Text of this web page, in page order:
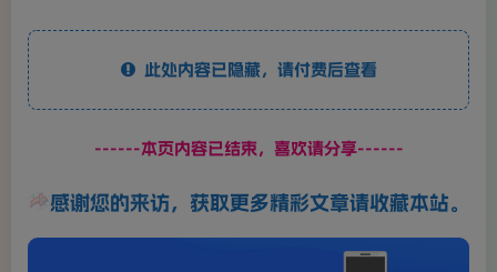
此处内容已隐藏，请付费后查看
------本页内容已结束，喜欢请分享------
感谢您的来访，获取更多精彩文章请收藏本站。